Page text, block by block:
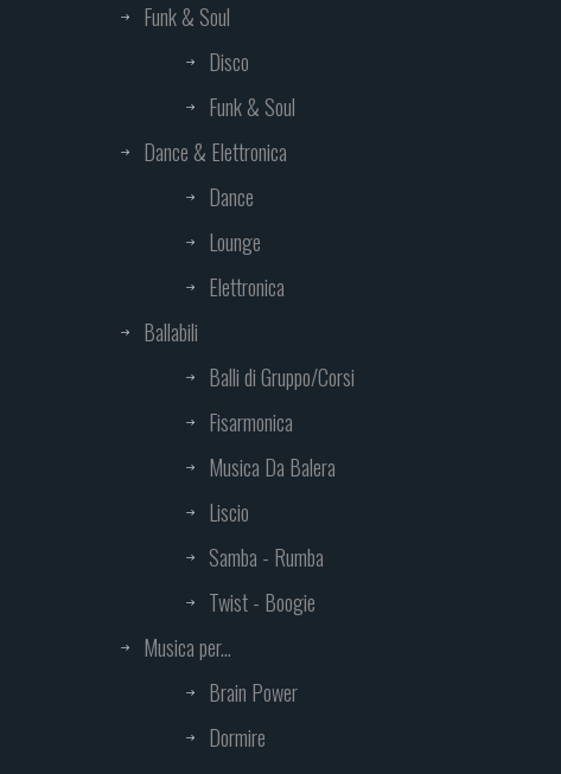
Funk & Soul
Disco
Funk & Soul
Dance & Elettronica
Dance
Lounge
Elettronica
Ballabili
Balli di Gruppo/Corsi
Fisarmonica
Musica Da Balera
Liscio
Samba - Rumba
Twist - Boogie
Musica per...
Brain Power
Dormire